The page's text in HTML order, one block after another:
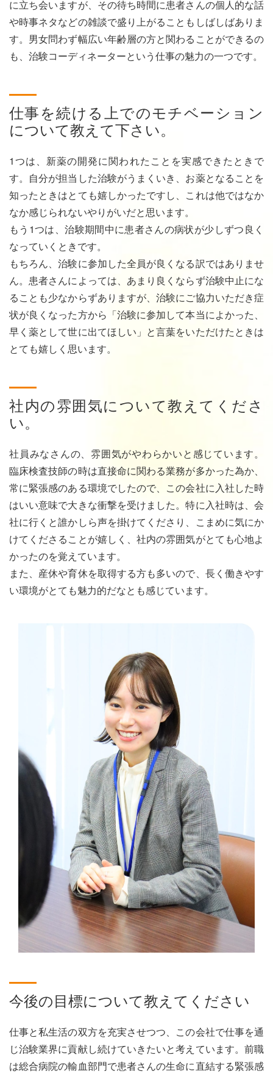
に立ち会いますが、その待ち時間に患者さんの個人的な話
や時事ネタなどの雑談で盛り上がることもしばしばありま
す。男女問わず幅広い年齢層の方と関わることができるの
も、治験コーディネーターという仕事の魅力の一つです。
仕事を続ける上でのモチベーション
について教えて下さい。
1つは、新薬の開発に関われたことを実感できたときで
す。自分が担当した治験がうまくいき、お薬となることを
知ったときはとても嬉しかったですし、これは他ではなか
なか感じられないやりがいだと思います。
もう1つは、治験期間中に患者さんの病状が少しずつ良く
なっていくときです。
もちろん、治験に参加した全員が良くなる訳ではありませ
ん。患者さんによっては、あまり良くならず治験中止にな
ることも少なからずありますが、治験にご協力いただき症
状が良くなった方から「治験に参加して本当によかった、
早く薬として世に出てほしい」と言葉をいただけたときは
とても嬉しく思います。
社内の雰囲気について教えてくださ
い。
社員みなさんの、雰囲気がやわらかいと感じています。
臨床検査技師の時は直接命に関わる業務が多かった為か、
常に緊張感のある環境でしたので、この会社に入社した時
はいい意味で大きな衝撃を受けました。特に入社時は、会
社に行くと誰かしら声を掛けてくださり、こまめに気にか
けてくださることが嬉しく、社内の雰囲気がとても心地よ
かったのを覚えています。
また、産休や育休を取得する方も多いので、長く働きやす
い環境がとても魅力的だなとも感じています。
今後の目標について教えてください
仕事と私生活の双方を充実させつつ、この会社で仕事を通
じ治験業界に貢献し続けていきたいと考えています。前職
は総合病院の輸血部門で患者さんの生命に直結する緊張感